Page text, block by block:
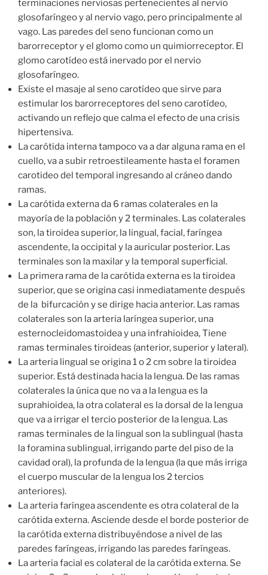
terminaciones nerviosas pertenecientes al nervio
glosofaríngeo y al nervio vago, pero principalmente al
vago. Las paredes del seno funcionan como un
barorreceptor y el glomo como un quimiorreceptor. El
glomo carotídeo está inervado por el nervio
glosofaríngeo.
Existe el masaje al seno carotídeo que sirve para
estimular los barorreceptores del seno carotídeo,
activando un reflejo que calma el efecto de una crisis
hipertensiva.
La carótida interna tampoco va a dar alguna rama en el
cuello, va a subir retroestileamente hasta el foramen
carotideo del temporal ingresando al cráneo dando
ramas.
La carótida externa da 6 ramas colaterales en la
mayoría de la población y 2 terminales. Las colaterales
son, la tiroidea superior, la lingual, facial, faríngea
ascendente, la occipital y la auricular posterior. Las
terminales son la maxilar y la temporal superficial.
La primera rama de la carótida externa es la tiroidea
superior, que se origina casi inmediatamente después
de la bifurcación y se dirige hacia anterior. Las ramas
colaterales son la arteria laríngea superior, una
esternocleidomastoidea y una infrahioidea, Tiene
ramas terminales tiroideas (anterior, superior y lateral).
La arteria lingual se origina 1 o 2 cm sobre la tiroidea
superior. Está destinada hacia la lengua. De las ramas
colaterales la única que no va a la lengua es la
suprahioidea, la otra colateral es la dorsal de la lengua
que va a irrigar el tercio posterior de la lengua. Las
ramas terminales de la lingual son la sublingual (hasta
la foramina sublingual, irrigando parte del piso de la
cavidad oral), la profunda de la lengua (la que más irriga
el cuerpo muscular de la lengua los 2 tercios
anteriores).
La arteria faríngea ascendente es otra colateral de la
carótida externa. Asciende desde el borde posterior de
la carótida externa distribuyéndose a nivel de las
paredes faríngeas, irrigando las paredes faríngeas.
La arteria facial es colateral de la carótida externa. Se